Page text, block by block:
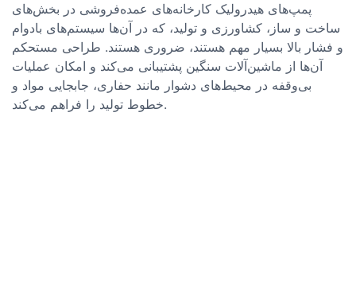
پمپ‌های هیدرولیک کارخانه‌های عمده‌فروشی در بخش‌های
ساخت و ساز، کشاورزی و تولید، که در آن‌ها سیستم‌های بادوام
و فشار بالا بسیار مهم هستند، ضروری هستند. طراحی مستحکم
آن‌ها از ماشین‌آلات سنگین پشتیبانی می‌کند و امکان عملیات
بی‌وقفه در محیط‌های دشوار مانند حفاری، جابجایی مواد و
خطوط تولید را فراهم می‌کند.